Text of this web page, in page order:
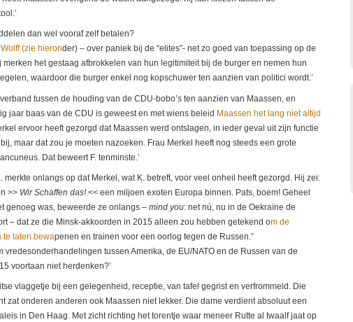
dan wel vooraf zelf betalen?
(zie hieronder) – over paniek bij de “elites”- net zo goed van toepassing op de
merken het gestaag afbrokkelen van hun legitimiteit bij de burger en nemen hun
waardoor die burger enkel nog kopschuwer ten aanzien van politici wordt.’
tussen de houding van de CDU-bobo’s ten aanzien van Maassen, en
jaar baas van de CDU is geweest en met wiens beleid Maassen het lang niet altijd
ervoor heeft gezorgd dat Maassen werd ontslagen, in ieder geval uit zijn functie
maar dat zou je moeten nazoeken. Frau Merkel heeft nog steeds een grote
Dat beweert F. tenminste.’
merkte onlangs op dat Merkel, wat K. betreft, voor veel onheil heeft gezorgd. Hij zei:
>> Wir Schaffen das!<< een miljoen exoten Europa binnen. Pats, boem! Geheel
genoeg was, beweerde ze onlangs – mind you: net nú, nu in de Oekraïne de
– dat ze die Minsk-akkoorden in 2015 alleen zou hebben getekend om de
te laten bewapenen en trainen voor een oorlog tegen de Russen.”
vredesonderhandelingen tussen Amerika, de EU/NATO en de Russen van de
voortaan niet herdenken?’
vlaggetje bij een gelegenheid, receptie, van tafel gegrist en verfrommeld. Die
zat onderen anderen ook Maassen niet lekker. Die dame verdient absoluut een
in Den Haag. Met zicht richting het torentje waar meneer Rutte al twaalf jaat op